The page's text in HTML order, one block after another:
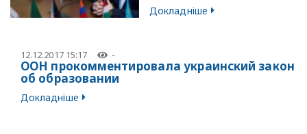
Докладніше
12.12.2017 15:17 -
ООН прокомментировала украинский закон
об образовании
Докладніше